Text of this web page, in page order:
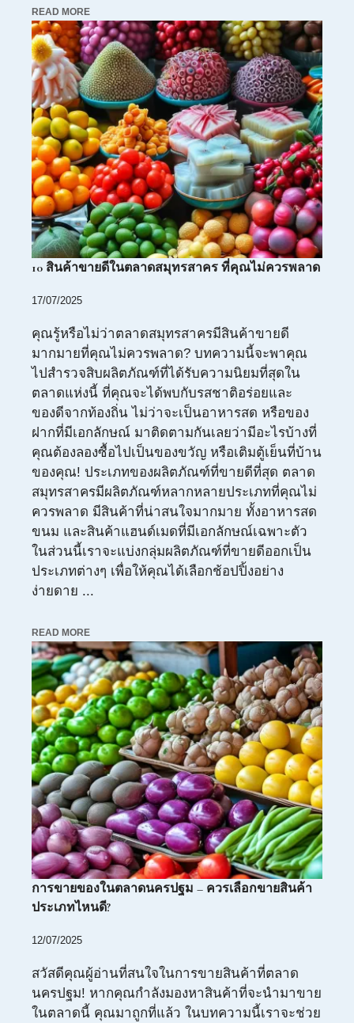
READ MORE
10 สินค้าขายดีในตลาดสมุทรสาคร ที่คุณไม่ควรพลาด
17/07/2025
คุณรู้หรือไม่ว่าตลาดสมุทรสาครมีสินค้าขายดี
มากมายที่คุณไม่ควรพลาด? บทความนี้จะพาคุณ
ไปสำรวจสิบผลิตภัณฑ์ที่ได้รับความนิยมที่สุดใน
ตลาดแห่งนี้ ที่คุณจะได้พบกับรสชาติอร่อยและ
ของดีจากท้องถิ่น ไม่ว่าจะเป็นอาหารสด หรือของ
ฝากที่มีเอกลักษณ์ มาติดตามกันเลยว่ามีอะไรบ้างที่
คุณต้องลองซื้อไปเป็นของขวัญ หรือเติมตู้เย็นที่บ้าน
ของคุณ! ประเภทของผลิตภัณฑ์ที่ขายดีที่สุด ตลาด
สมุทรสาครมีผลิตภัณฑ์หลากหลายประเภทที่คุณไม่
ควรพลาด มีสินค้าที่น่าสนใจมากมาย ทั้งอาหารสด
ขนม และสินค้าแฮนด์เมดที่มีเอกลักษณ์เฉพาะตัว
ในส่วนนี้เราจะแบ่งกลุ่มผลิตภัณฑ์ที่ขายดีออกเป็น
ประเภทต่างๆ เพื่อให้คุณได้เลือกช้อปปิ้งอย่าง
ง่ายดาย ...
READ MORE
การขายของในตลาดนครปฐม – ควรเลือกขายสินค้า
ประเภทไหนดี?
12/07/2025
สวัสดีคุณผู้อ่านที่สนใจในการขายสินค้าที่ตลาด
นครปฐม! หากคุณกำลังมองหาสินค้าที่จะนำมาขาย
ในตลาดนี้ คุณมาถูกที่แล้ว ในบทความนี้เราจะช่วย